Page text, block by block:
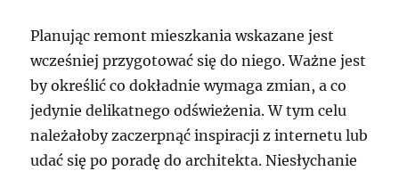
Planując remont mieszkania wskazane jest
wcześniej przygotować się do niego. Ważne jest
by określić co dokładnie wymaga zmian, a co
jedynie delikatnego odświeżenia. W tym celu
należałoby zaczerpnąć inspiracji z internetu lub
udać się po poradę do architekta. Niesłychanie